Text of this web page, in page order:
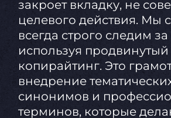
закроет вкладку, не
целевого действия. Мы
всегда строго следим
используя продвинутый
копирайтинг. Это
внедрение
синонимов и
терминов, которые